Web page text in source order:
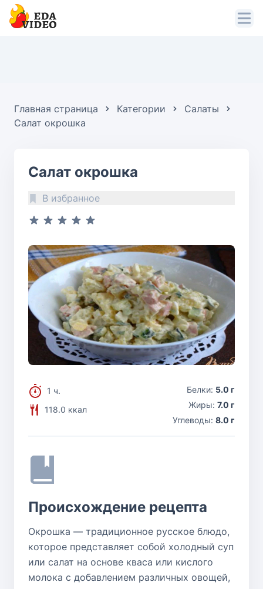
Главная страница Категории
Салаты
Салат окрошка
Салат окрошка
В избранное
1 ч.
118.0 ккал
Белки: 5.0 г
Жиры: 7.0 г
Углеводы: 8.0 г
Происхождение рецепта
Окрошка — традиционное русское блюдо,
которое представляет собой холодный суп
или салат на основе кваса или кислого
молока с добавлением различных овощей,